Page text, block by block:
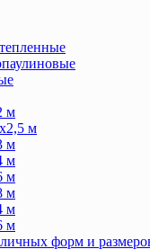
м
м
м
м
м
м
м
м
форм и